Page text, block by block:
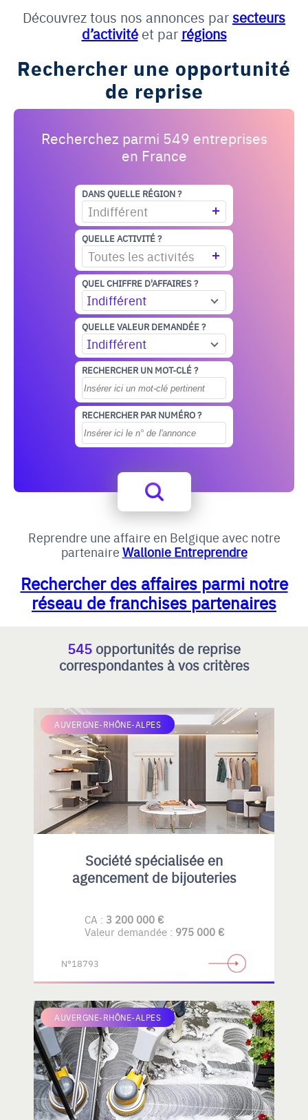
Découvrez tous nos annonces parsecteurs
d’activité et par régions
Rechercher une opportunité
de reprise
Recherchez parmi 549 entreprises
en France
DANS QUELLE RÉGION ?
Indifférent
QUELLE ACTIVITÉ ?
Toutes les activités
QUEL CHIFFRE D'AFFAIRES ?
Indifférent
QUELLE VALEUR DEMANDÉE ?
Indifférent
RECHERCHER UN MOT-CLÉ ?
RECHERCHER PAR NUMÉRO ?
Reprendre une affaire en Belgique avec notre
partenaire Wallonie Entreprendre
Rechercher des affaires parmi notre
réseau de franchises partenaires
545 opportunités de reprise
correspondantes à vos critères
AUVERGNE-RHÔNE-ALPES
Société spécialisée en
agencement de bijouteries
CA : 3 200 000 €
Valeur demandée : 975 000 €
N°18793
AUVERGNE-RHÔNE-ALPES